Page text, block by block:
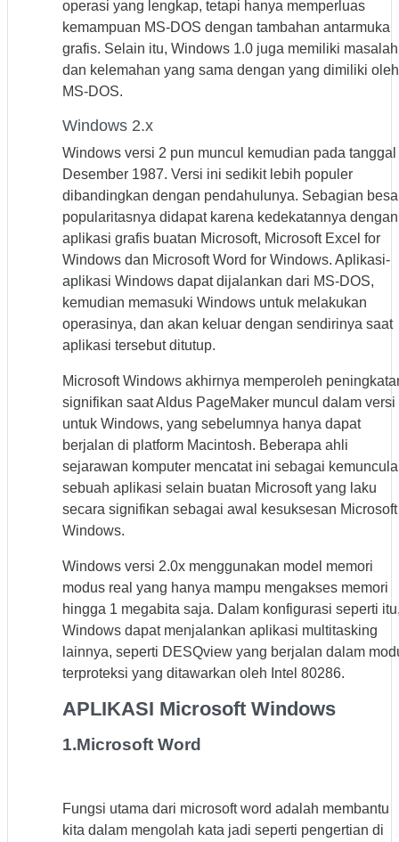
operasi yang lengkap, tetapi hanya memperluas
kemampuan MS-DOS dengan tambahan antarmuka
grafis. Selain itu, Windows 1.0 juga memiliki masalah
dan kelemahan yang sama dengan yang dimiliki oleh
MS-DOS.
Windows 2.x
Windows versi 2 pun muncul kemudian pada tanggal
Desember 1987. Versi ini sedikit lebih populer
dibandingkan dengan pendahulunya. Sebagian
popularitasnya didapat karena kedekatannya dengan
aplikasi grafis buatan Microsoft, Microsoft Excel for
Windows dan Microsoft Word for Windows. Aplikasi-
aplikasi Windows dapat dijalankan dari MS-DOS,
kemudian memasuki Windows untuk melakukan
operasinya, dan akan keluar dengan sendirinya saat
aplikasi tersebut ditutup.
Microsoft Windows akhirnya memperoleh
signifikan saat Aldus PageMaker muncul dalam versi
untuk Windows, yang sebelumnya hanya dapat
berjalan di platform Macintosh. Beberapa ahli
sejarawan komputer mencatat ini sebagai
sebuah aplikasi selain buatan Microsoft yang laku
secara signifikan sebagai awal kesuksesan Microsoft
Windows.
Windows versi 2.0x menggunakan model memori
modus real yang hanya mampu mengakses memori
hingga 1 megabita saja. Dalam konfigurasi seperti
Windows dapat menjalankan aplikasi multitasking
lainnya, seperti DESQview yang berjalan dalam
terproteksi yang ditawarkan oleh Intel 80286.
APLIKASI Microsoft Windows
1.Microsoft Word
Fungsi utama dari microsoft word adalah membantu
kita dalam mengolah kata jadi seperti pengertian di